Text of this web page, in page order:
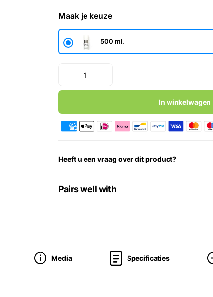
Maak je keuze
500 ml.
In winkelwagen
Heeft u een vraag over dit product?
Pairs well with
Media Specificaties